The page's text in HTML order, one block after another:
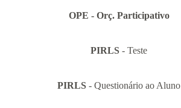
OPE - Orç. Participativo
PIRLS - Teste
PIRLS - Questionário ao Aluno